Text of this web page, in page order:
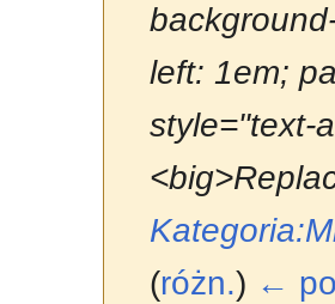
left: 1em;
style="text-
(różn.) ←